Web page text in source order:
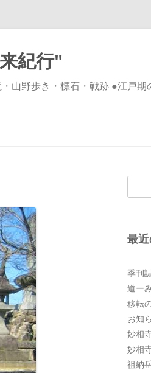
紀行"
山野歩き・標石・戦跡 ●江戸期
索:
最
季刊
道ー
移転
お知
妙相
妙相
祖納